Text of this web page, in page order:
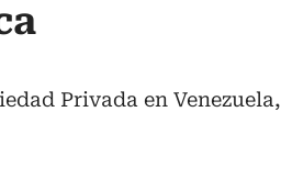
Privada en Venezuela,